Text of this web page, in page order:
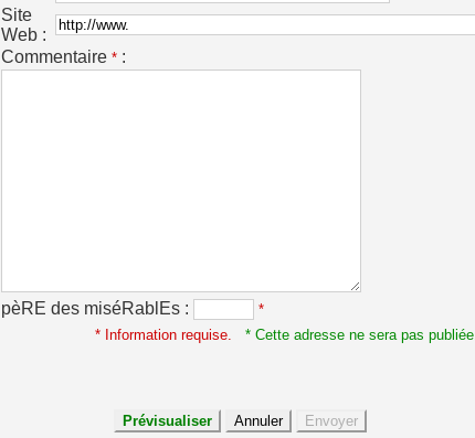
Site
Web :
Commentaire * :
pèRE des miséRablEs :
*
* Information requise.
* Cette adresse ne sera pas publiée.